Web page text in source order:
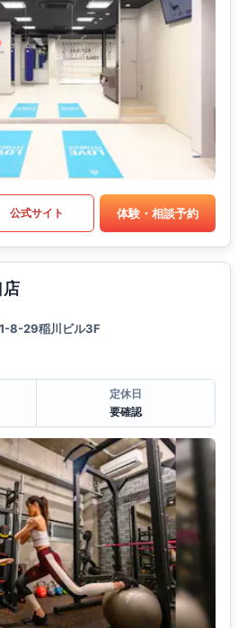
公式サイト 体験・相談予約
店
8-29稲川ビル3F
定休日
要確認